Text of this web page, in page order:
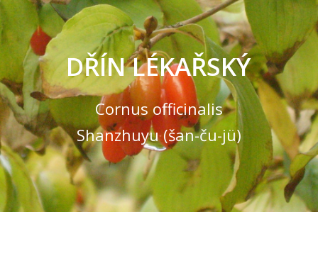
DŘÍN LÉKAŘSKÝ
Cornus officinalis
Shanzhuyu (šan-ču-jü)